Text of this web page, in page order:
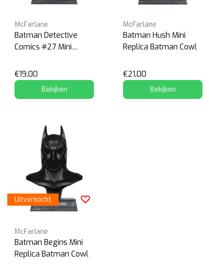
McFarlane
Batman Detective
Comics #27 Mini
€19,00
Bekijken
McFarlane
Batman Hush Mini
Replica Batman Cowl
€21,00
Bekijken
Uitverkocht
McFarlane
Batman Begins Mini
Replica Batman Cowl